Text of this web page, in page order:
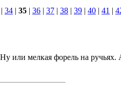
| 34 | 35 | 36 | 37 | 38 | 39 | 40 | 41 |
или мелкая форель на ручьях.